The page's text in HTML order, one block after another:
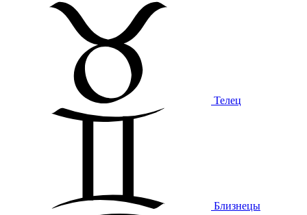
Телец
Близнецы